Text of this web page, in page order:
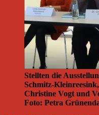
Stellten die
Schmitz-
Christine Vogt und
Foto: Petra